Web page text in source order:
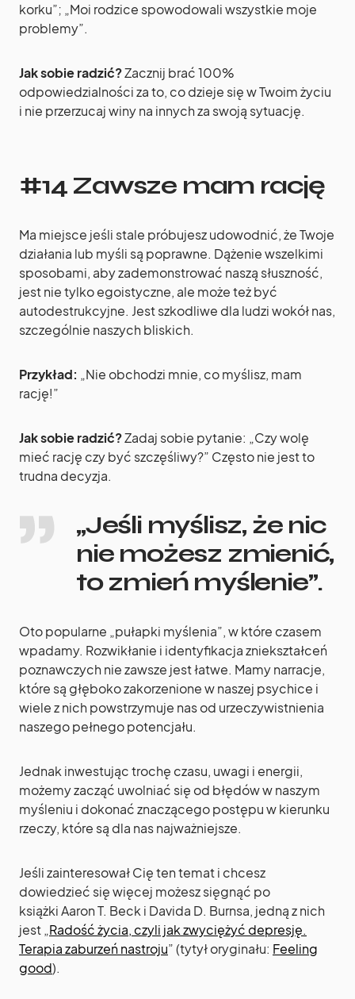
korku”; „Moi rodzice spowodowali wszystkie moje
problemy”.
Jak sobie radzić?Zacznij brać 100%
odpowiedzialności za to, co dzieje się w Twoim życiu
i nie przerzucaj winy na innych za swoją sytuację.
#14 Zawsze mam rację
Ma miejsce jeśli stale próbujesz udowodnić, że Twoje
działania lub myśli są poprawne. Dążenie wszelkimi
sposobami, aby zademonstrować naszą słuszność,
jest nie tylko egoistyczne, ale może też być
autodestrukcyjne. Jest szkodliwe dla ludzi wokół nas,
szczególnie naszych bliskich.
Przykład: „Nie obchodzi mnie, co myślisz, mam
rację!”
Jak sobie radzić?Zadaj sobie pytanie: „Czy wolę
mieć rację czy być szczęśliwy?” Często nie jest to
trudna decyzja.
„Jeśli myślisz, że nic
nie możesz zmienić,
to zmień myślenie”.
Oto popularne „pułapki myślenia”, w które czasem
wpadamy. Rozwikłanie i identyfikacja zniekształceń
poznawczych nie zawsze jest łatwe. Mamy narracje,
które są głęboko zakorzenione w naszej psychice i
wiele z nich powstrzymuje nas od urzeczywistnienia
naszego pełnego potencjału.
Jednak inwestując trochę czasu, uwagi i energii,
możemy zacząć uwolniać się od błędów w naszym
myśleniu i dokonać znaczącego postępu w kierunku
rzeczy, które są dla nas najważniejsze.
Jeśli zainteresował Cię ten temat i chcesz
dowiedzieć się więcej możesz sięgnąć po
książki Aaron T. Beck i Davida D. Burnsa, jedną z nich
jest „Radość życia, czyli jak zwyciężyć depresję.
Terapia zaburzeń nastroju” (tytył oryginału: Feeling
good).